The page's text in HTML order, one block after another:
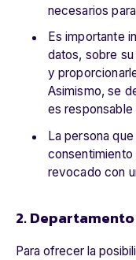
necesarios
Es importante
datos, sobre
y
Asimismo, se
es
La persona
revocado con
2.
Para ofrecer la